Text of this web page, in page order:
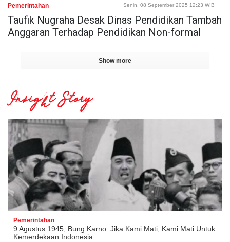
Pemerintahan Senin, 08 September 2025 12:23 WIB
Taufik Nugraha Desak Dinas Pendidikan Tambah
Anggaran Terhadap Pendidikan Non-formal
Show more
Insight Story
Pemerintahan
9 Agustus 1945, Bung Karno: Jika Kami Mati, Kami Mati Untuk
Kemerdekaan Indonesia